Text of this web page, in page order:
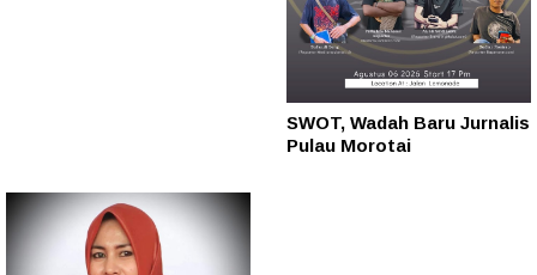
SWOT, Wadah Baru Jurnalis
Pulau Morotai